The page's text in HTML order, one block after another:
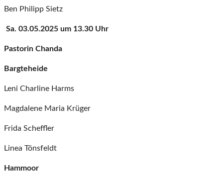
Ben Philipp Sietz
Sa. 03.05.2025 um 13.30 Uhr
Pastorin Chanda
Bargteheide
Leni Charline Harms
Magdalene Maria Krüger
Frida Scheffler
Linea Tönsfeldt
Hammoor